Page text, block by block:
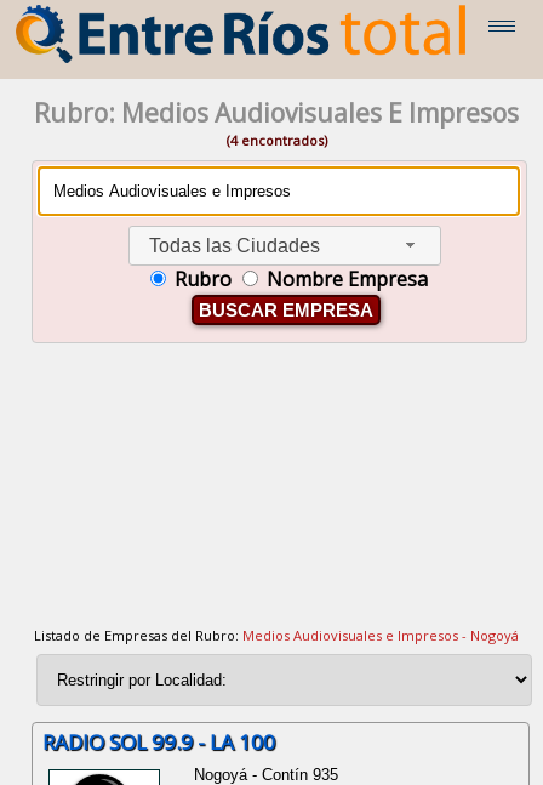
Rubro: Medios Audiovisuales E Impresos
(4 encontrados)
Todas las Ciudades
Rubro Nombre Empresa
BUSCAR EMPRESA
Listado de Empresas del Rubro: Medios Audiovisuales e Impresos - Nogoyá
RADIO SOL 99.9 - LA 100
Nogoyá - Contín 935